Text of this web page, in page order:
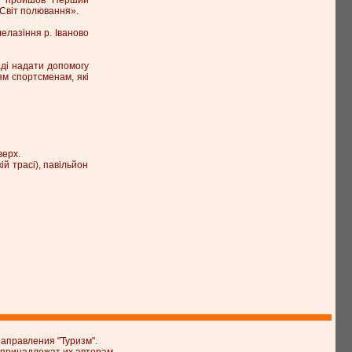
полювання».
р. Іваново
надати допомогу
спортсменам, які
трасі), павільйон
"Туризм".